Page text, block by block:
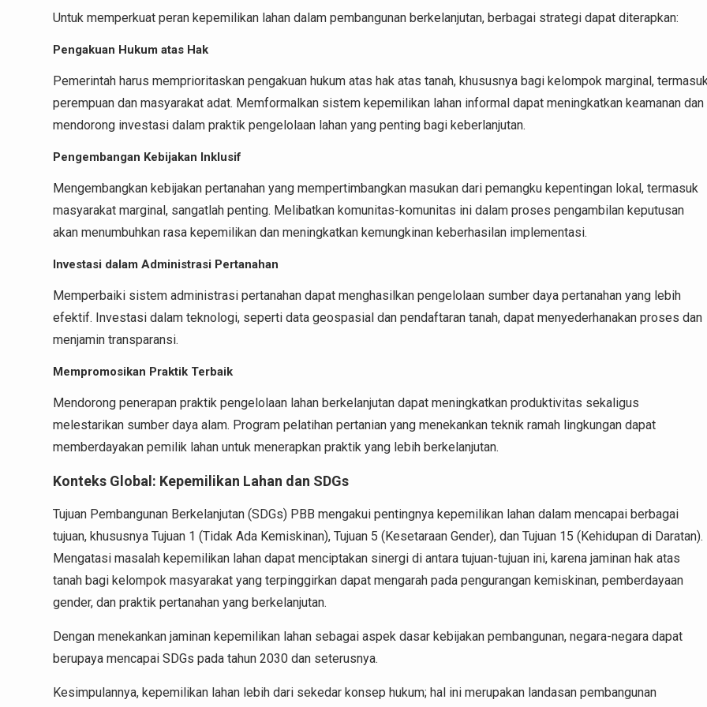
Untuk memperkuat peran kepemilikan lahan dalam pembangunan berkelanjutan, berbagai strategi dapat diterapkan:
Pengakuan Hukum atas Hak
Pemerintah harus memprioritaskan pengakuan hukum atas hak atas tanah, khususnya bagi kelompok marginal, termasuk
perempuan dan masyarakat adat. Memformalkan sistem kepemilikan lahan informal dapat meningkatkan keamanan dan
mendorong investasi dalam praktik pengelolaan lahan yang penting bagi keberlanjutan.
Pengembangan Kebijakan Inklusif
Mengembangkan kebijakan pertanahan yang mempertimbangkan masukan dari pemangku kepentingan lokal, termasuk
masyarakat marginal, sangatlah penting. Melibatkan komunitas-komunitas ini dalam proses pengambilan keputusan
akan menumbuhkan rasa kepemilikan dan meningkatkan kemungkinan keberhasilan implementasi.
Investasi dalam Administrasi Pertanahan
Memperbaiki sistem administrasi pertanahan dapat menghasilkan pengelolaan sumber daya pertanahan yang lebih
efektif. Investasi dalam teknologi, seperti data geospasial dan pendaftaran tanah, dapat menyederhanakan proses dan
menjamin transparansi.
Mempromosikan Praktik Terbaik
Mendorong penerapan praktik pengelolaan lahan berkelanjutan dapat meningkatkan produktivitas sekaligus
melestarikan sumber daya alam. Program pelatihan pertanian yang menekankan teknik ramah lingkungan dapat
memberdayakan pemilik lahan untuk menerapkan praktik yang lebih berkelanjutan.
Konteks Global: Kepemilikan Lahan dan SDGs
Tujuan Pembangunan Berkelanjutan (SDGs) PBB mengakui pentingnya kepemilikan lahan dalam mencapai berbagai
tujuan, khususnya Tujuan 1 (Tidak Ada Kemiskinan), Tujuan 5 (Kesetaraan Gender), dan Tujuan 15 (Kehidupan di Daratan).
Mengatasi masalah kepemilikan lahan dapat menciptakan sinergi di antara tujuan-tujuan ini, karena jaminan hak atas
tanah bagi kelompok masyarakat yang terpinggirkan dapat mengarah pada pengurangan kemiskinan, pemberdayaan
gender, dan praktik pertanahan yang berkelanjutan.
Dengan menekankan jaminan kepemilikan lahan sebagai aspek dasar kebijakan pembangunan, negara-negara dapat
berupaya mencapai SDGs pada tahun 2030 dan seterusnya.
Kesimpulannya, kepemilikan lahan lebih dari sekedar konsep hukum; hal ini merupakan landasan pembangunan